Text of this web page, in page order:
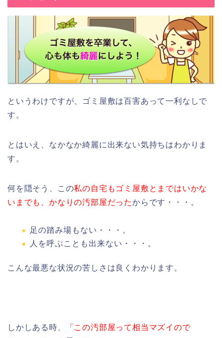
というわけですが、ゴミ屋敷は百害あって一利なしで
す。
とはいえ、なかなか綺麗に出来ない気持ちはわかりま
す。
何を隠そう、この私の自宅もゴミ屋敷とまではいかな
いまでも、かなりの汚部屋だったからです・・・。
足の踏み場もない・・・。
人を呼ぶことも出来ない・・・。
こんな最悪な状況の苦しさは良くわかります。
しかしある時、
「この汚部屋って相当マズイので